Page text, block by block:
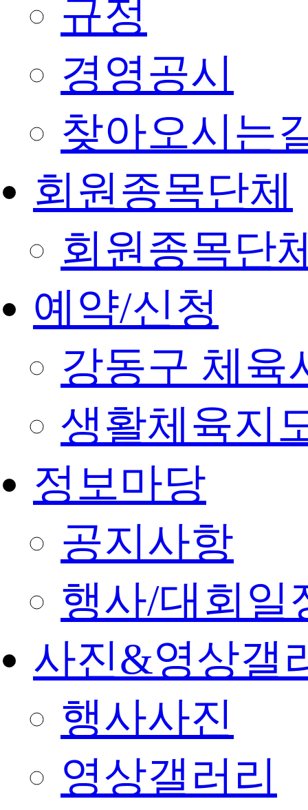
규정
경영공시
찾아오시는
회원종목단체
회원종목단
예약/신청
강동구 체육
생활체육지
정보마당
공지사항
행사/대회일
사진&영상갤
행사사진
영상갤러리